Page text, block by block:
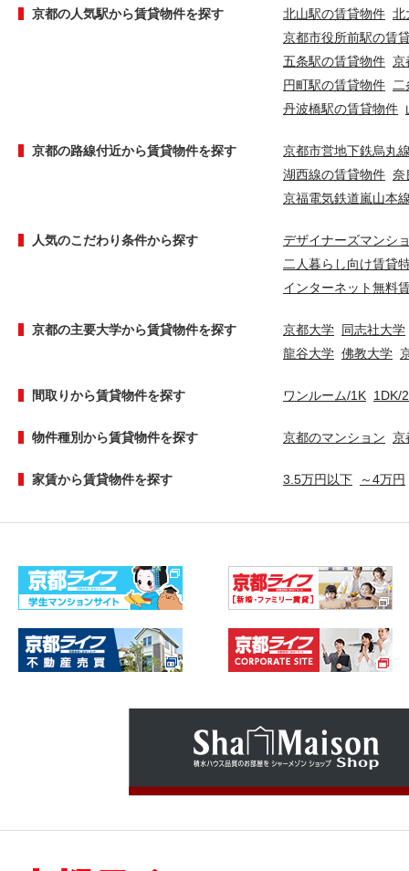
京都の人気駅から賃貸物件を探す 北山駅の賃貸物件 北
京都市役所前駅の賃
五条駅の賃貸物件 京
円町駅の賃貸物件
丹波橋駅の賃貸物件
京都の路線付近から賃貸物件を探す
京都市営地下鉄烏丸
湖西線の賃貸物件 奈
京福電気鉄道嵐山本
人気のこだわり条件から探す
デザイナーズマンシ
二人暮らし向け賃貸
インターネット無料
京都の主要大学から賃貸物件を探す 京都大学 同志社大学
龍谷大学 佛教大学
間取りから賃貸物件を探す ワンルーム/1K 1DK/
物件種別から賃貸物件を探す 京都のマンション 京
家賃から賃貸物件を探す 3.5万円以下 ～4万円